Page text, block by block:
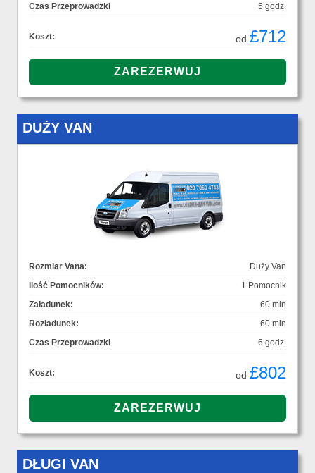
Czas Przeprowadzki
5 godz.
Koszt: od £712
DUŻY VAN
Rozmiar Vana:
Duży Van
Ilość Pomocników:
1 Pomocnik
Załadunek:
60 min
Rozładunek:
60 min
Czas Przeprowadzki
6 godz.
Koszt: od £802
DŁUGI VAN